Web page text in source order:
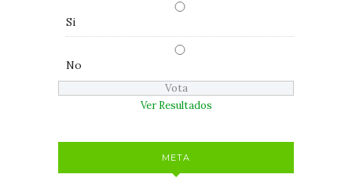
Si
No
Ver Resultados
META